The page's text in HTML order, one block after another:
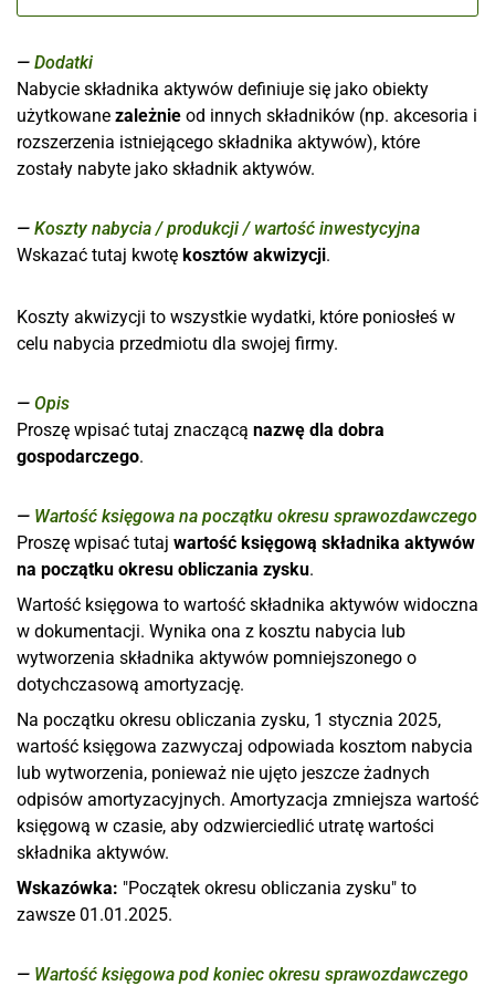
Dodatki
Nabycie składnika aktywów definiuje się jako obiekty
użytkowane zależnie od innych składników (np. akcesoria i
rozszerzenia istniejącego składnika aktywów), które
zostały nabyte jako składnik aktywów.
Koszty nabycia / produkcji / wartość inwestycyjna
Wskazać tutaj kwotę kosztów akwizycji.
Koszty akwizycji to wszystkie wydatki, które poniosłeś w
celu nabycia przedmiotu dla swojej firmy.
Opis
Proszę wpisać tutaj znaczącą nazwę dla dobra
gospodarczego.
Wartość księgowa na początku okresu sprawozdawczego
Proszę wpisać tutaj wartość księgową składnika aktywów
na początku okresu obliczania zysku.
Wartość księgowa to wartość składnika aktywów widoczna
w dokumentacji. Wynika ona z kosztu nabycia lub
wytworzenia składnika aktywów pomniejszonego o
dotychczasową amortyzację.
Na początku okresu obliczania zysku, 1 stycznia 2025,
wartość księgowa zazwyczaj odpowiada kosztom nabycia
lub wytworzenia, ponieważ nie ujęto jeszcze żadnych
odpisów amortyzacyjnych. Amortyzacja zmniejsza wartość
księgową w czasie, aby odzwierciedlić utratę wartości
składnika aktywów.
Wskazówka: "Początek okresu obliczania zysku" to
zawsze 01.01.2025.
Wartość księgowa pod koniec okresu sprawozdawczego